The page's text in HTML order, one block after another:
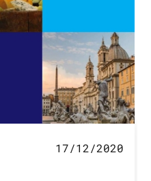
17/12/2020